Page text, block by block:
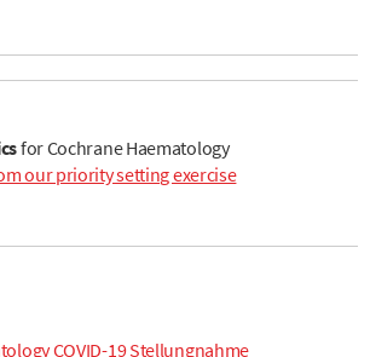
for Cochrane Haematology
our priority setting exercise
COVID-19 Stellungnahme